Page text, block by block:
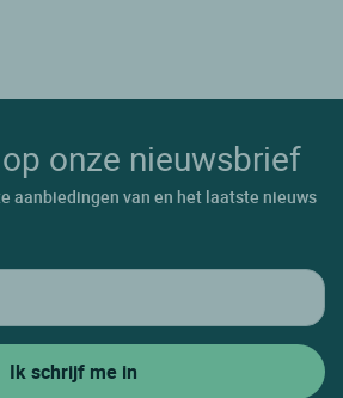
onze nieuwsbrief
aanbiedingen van en het laatste nieuws